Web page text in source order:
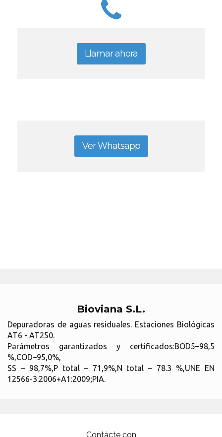
Llamar ahora
Ver Whatsapp
Bioviana S.L.
Depuradoras de aguas residuales. Estaciones Biológicas
AT6 - AT250.
Parámetros garantizados y certificados:BOD5–98,5
%,COD–95,0%,
SS – 98,7%,P total – 71,9%,N total – 78.3 %,UNE EN
12566-3:2006+A1:2009;PIA.
Contácte con